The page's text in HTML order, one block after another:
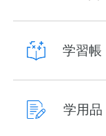
学習帳
学用品